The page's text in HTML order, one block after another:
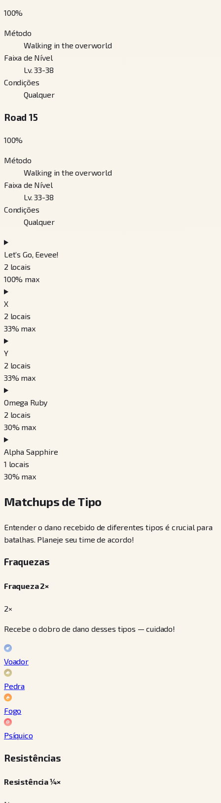
100%
Método
Walking in the overworld
Faixa de Nível
Lv. 33-38
Condições
Qualquer
Road 15
100%
Método
Walking in the overworld
Faixa de Nível
Lv. 33-38
Condições
Qualquer
Let’s Go, Eevee!
2 locais
100% max
X
2 locais
33% max
Y
2 locais
33% max
Omega Ruby
2 locais
30% max
Alpha Sapphire
1 locais
30% max
Matchups de Tipo
Entender o dano recebido de diferentes tipos é crucial para
batalhas. Planeje seu time de acordo!
Fraquezas
Fraqueza 2×
2×
Recebe o dobro de dano desses tipos — cuidado!
Voador
Pedra
Fogo
Psíquico
Resistências
Resistência ¼×